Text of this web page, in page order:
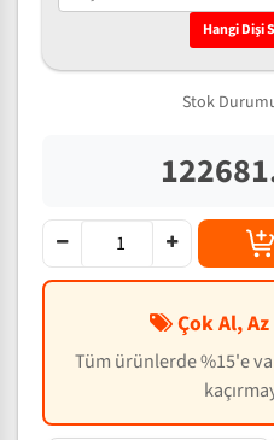
Hangi Dişi
Stok
Çok Al, Az
Tüm ürünlerde %15'e